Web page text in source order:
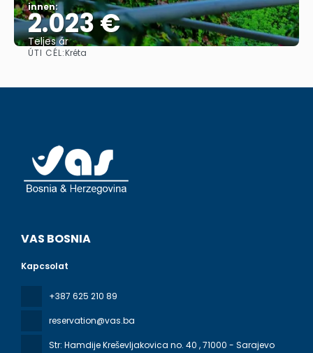
innen:
2.023 €
Teljes ár
ÚTI CÉL:Kréta
VAS BOSNIA
Kapcsolat
+387 625 210 89
reservation@vas.ba
Str: Hamdije Kreševljakovica no. 40 , 71000 - Sarajevo